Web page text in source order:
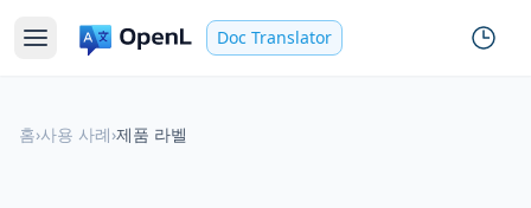
Doc Translator
홈›사용 사례›제품 라벨